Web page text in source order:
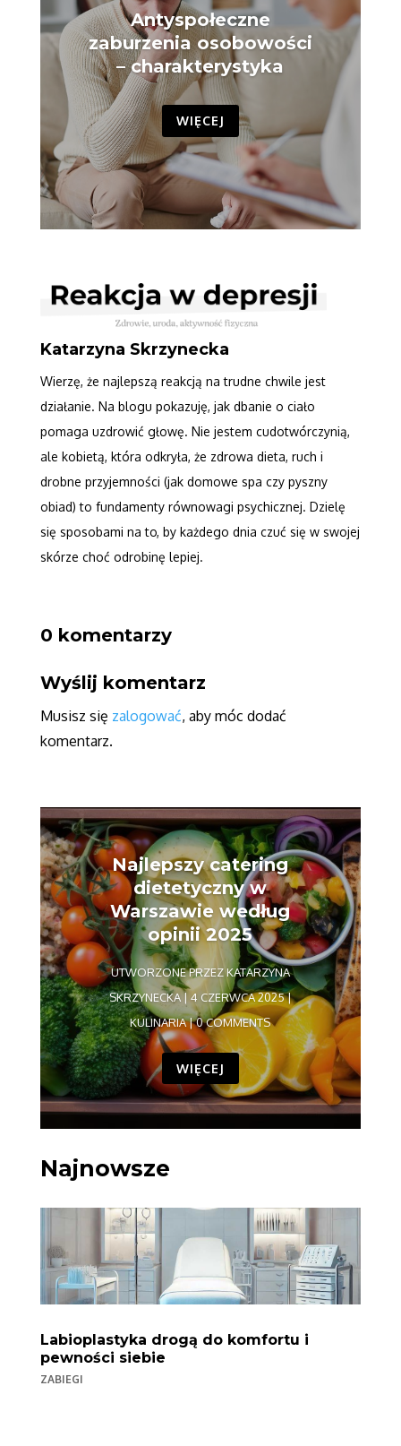
Antyspołeczne
zaburzenia osobowości
– charakterystyka
WIĘCEJ
Katarzyna Skrzynecka
Wierzę, że najlepszą reakcją na trudne chwile jest
działanie. Na blogu pokazuję, jak dbanie o ciało
pomaga uzdrowić głowę. Nie jestem cudotwórczynią,
ale kobietą, która odkryła, że zdrowa dieta, ruch i
drobne przyjemności (jak domowe spa czy pyszny
obiad) to fundamenty równowagi psychicznej. Dzielę
się sposobami na to, by każdego dnia czuć się w swojej
skórze choć odrobinę lepiej.
0 komentarzy
Wyślij komentarz
Musisz się zalogować, aby móc dodać
komentarz.
Najlepszy catering
dietetyczny w
Warszawie według
opinii 2025
UTWORZONE PRZEZKATARZYNA
SKRZYNECKA|4 CZERWCA 2025|
KULINARIA| 0 COMMENTS
WIĘCEJ
Najnowsze
Labioplastyka drogą do komfortu i
pewności siebie
ZABIEGI